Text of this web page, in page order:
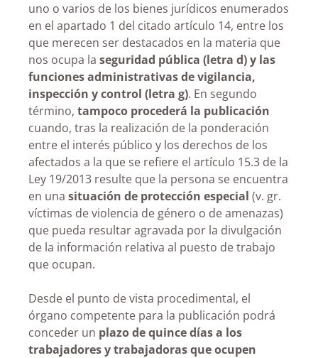
uno o varios de los bienes jurídicos enumerados
en el apartado 1 del citado artículo 14, entre los
que merecen ser destacados en la materia que
nos ocupa la seguridad pública (letra d) y las
funciones administrativas de vigilancia,
inspección y control (letra g). En segundo
término, tampoco procederá la publicación
cuando, tras la realización de la ponderación
entre el interés público y los derechos de los
afectados a la que se refiere el artículo 15.3 de la
Ley 19/2013 resulte que la persona se encuentra
en una situación de protección especial (v. gr.
víctimas de violencia de género o de amenazas)
que pueda resultar agravada por la divulgación
de la información relativa al puesto de trabajo
que ocupan.
Desde el punto de vista procedimental, el
órgano competente para la publicación podrá
conceder un plazo de quince días a los
trabajadores y trabajadoras que ocupen